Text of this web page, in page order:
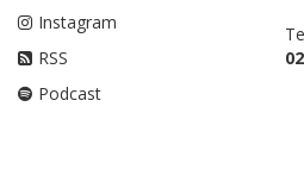
Instagram
RSS
Podcast